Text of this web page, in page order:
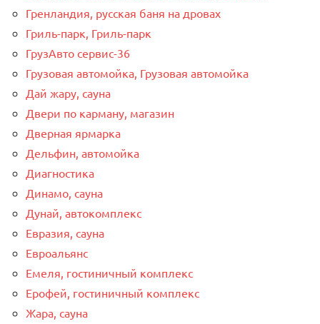
Гренландия, русская баня на дровах
Гриль-парк, Гриль-парк
ГрузАвто сервис-36
Грузовая автомойка, Грузовая автомойка
Дай жару, сауна
Двери по карману, магазин
Дверная ярмарка
Дельфин, автомойка
Диагностика
Динамо, сауна
Дунай, автокомплекс
Евразия, сауна
Евроальянс
Емеля, гостиничный комплекс
Ерофей, гостиничный комплекс
Жара, сауна